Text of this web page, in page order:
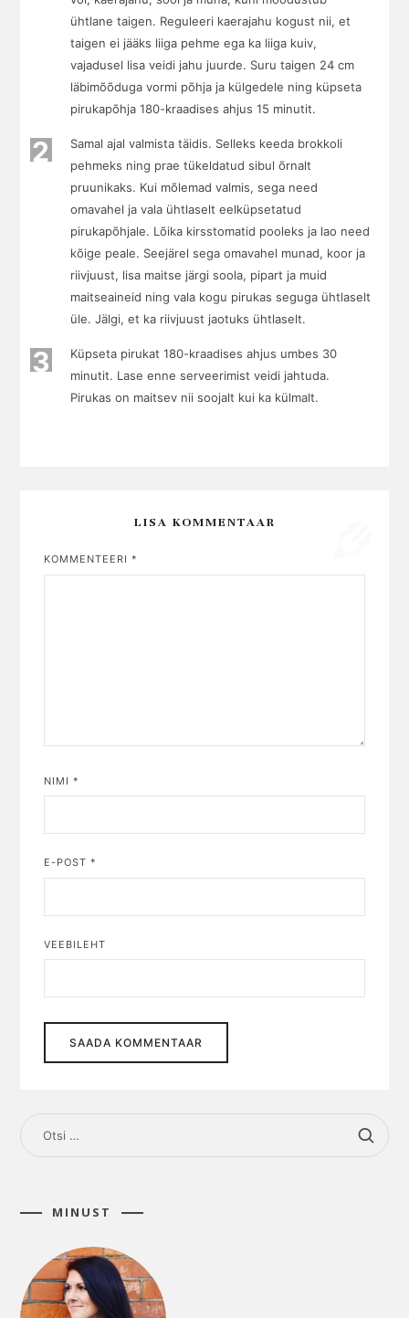
ühtlane taigen. Reguleeri kaerajahu kogust nii, et
taigen ei jääks liiga pehme ega ka liiga kuiv,
vajadusel lisa veidi jahu juurde. Suru taigen 24 cm
läbimõõduga vormi põhja ja külgedele ning küpseta
pirukapõhja 180-kraadises ahjus 15 minutit.
2
Samal ajal valmista täidis. Selleks keeda brokkoli
pehmeks ning prae tükeldatud sibul õrnalt
pruunikaks. Kui mõlemad valmis, sega need
omavahel ja vala ühtlaselt eelküpsetatud
pirukapõhjale. Lõika kirsstomatid pooleks ja lao need
kõige peale. Seejärel sega omavahel munad, koor ja
riivjuust, lisa maitse järgi soola, pipart ja muid
maitseaineid ning vala kogu pirukas seguga ühtlaselt
üle. Jälgi, et ka riivjuust jaotuks ühtlaselt.
3
Küpseta pirukat 180-kraadises ahjus umbes 30
minutit. Lase enne serveerimist veidi jahtuda.
Pirukas on maitsev nii soojalt kui ka külmalt.
LISA KOMMENTAAR
KOMMENTEERI*
NIMI*
E-POST*
VEEBILEHT
MINUST